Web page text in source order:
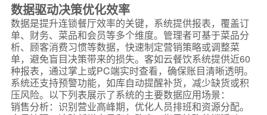
数据驱动决策优化效率
数据是提升连锁餐厅效率的关键，系统提供报表，覆盖订
单、财务、菜品和会员等多个维度。管理者可基于菜品分
析、顾客消费习惯等数据，快速制定营销策略或调整菜
单，避免盲目决策带来的损失。客如云餐饮系统提供近60
种报表，通过掌上或PC端实时查看，确保账目清晰透明。
系统还支持预警功能，如库自动提醒补货，减少缺货或积
压风险。以下列表展示了系统的主要数据应用场景：
销售分析：识别营业高峰期，优化人员排班和资源分配。